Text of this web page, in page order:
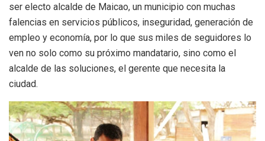
ser electo alcalde de Maicao, un municipio con muchas
falencias en servicios públicos, inseguridad, generación de
empleo y economía, por lo que sus miles de seguidores lo
ven no solo como su próximo mandatario, sino como el
alcalde de las soluciones, el gerente que necesita la
ciudad.